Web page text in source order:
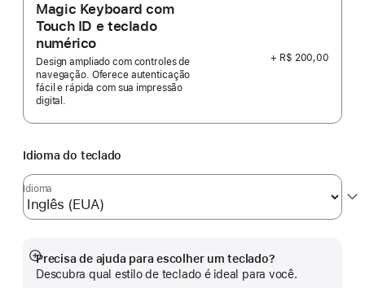
Magic Keyboard com
Touch ID e teclado
numérico
Design ampliado com controles de
navegação. Oferece autenticação
fácil e rápida com sua impressão
digital.
+ R$ 200,00
Idioma do teclado
Idioma
Precisa de ajuda para escolher um teclado?
Descubra qual estilo de teclado é ideal para você.
Mostrar
mais